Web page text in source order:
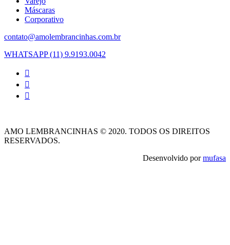
Máscaras
Corporativo
contato@amolembrancinhas.com.br
WHATSAPP (11) 9.9193.0042
AMO LEMBRANCINHAS © 2020. TODOS OS DIREITOS
RESERVADOS.
Desenvolvido pormufasa